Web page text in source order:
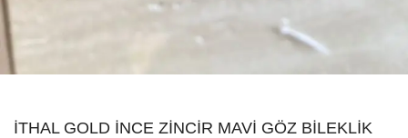
İTHAL GOLD İNCE ZINCIR MAVI GÖZ BILEKLIK